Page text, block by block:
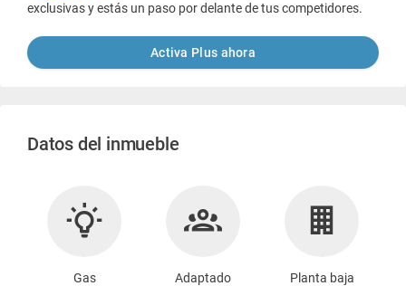
exclusivas y estás un paso por delante de tus competidores.
Activa Plus ahora
Datos del inmueble
Gas Adaptado Planta baja